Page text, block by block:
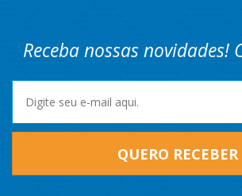
Receba nossas novidades!
QUERO RECEBER